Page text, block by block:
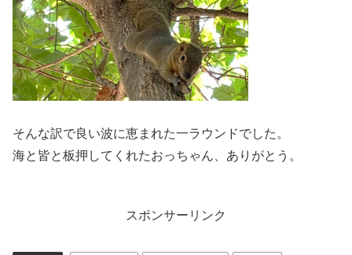
そんな訳で良い波に恵まれた一ラウンドでした。
海と皆と板押してくれたおっちゃん、ありがとう。
スポンサーリンク